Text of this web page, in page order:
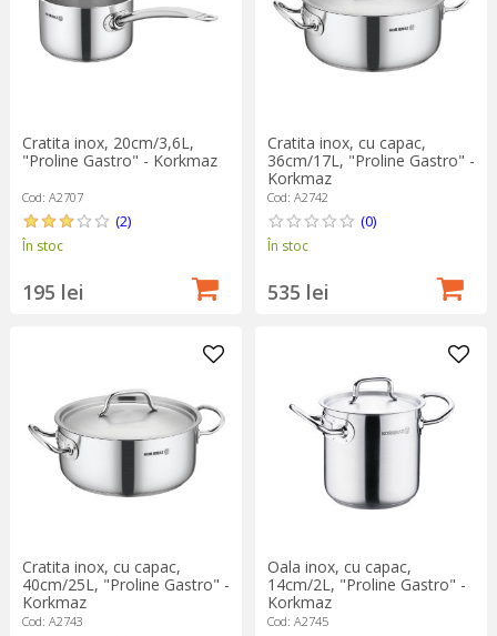
Cratita inox, 20cm/3,6L,
"Proline Gastro" - Korkmaz
Cod: A2707
(2)
În stoc
195 lei
Cratita inox, cu capac,
36cm/17L, "Proline Gastro" -
Korkmaz
Cod: A2742
(0)
În stoc
535 lei
Cratita inox, cu capac,
40cm/25L, "Proline Gastro" -
Korkmaz
Cod: A2743
Oala inox, cu capac,
14cm/2L, "Proline Gastro" -
Korkmaz
Cod: A2745